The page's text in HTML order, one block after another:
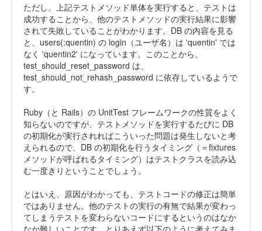
ただし、上記テストメソッド単体を実行すると、テストは
成功することから、他のテストメソッドの実行結果に影響
されて失敗していることがわかります。DB の内容を見る
と、users(:quentin) の login（ユーザ名）は 'quentin' では
なく 'quentin2' になっています。このことから、
test_should_reset_password は、
test_should_not_rehash_password に依存しているようで
す。
Ruby（と Rails）の UnitTest フレームワークの性質をよく
知らないのですが、テストメソッドを実行するたびに DB
の初期化が実行されればこういった問題は発生しないと考
えられるので、DB の初期化を行うタイミング（＝fixtures
メソッドが呼ばれるタイミング）はテストクラスを読み込
む一度きりということでしょう。
とはいえ、原因がわかっても、テストコードの修正は簡単
ではありません。他のテストの実行の有無で結果が変わっ
てしまうテストを変わらないコードにするというのはなか
なか難しいことです。とりあえず以下のように考えてみま